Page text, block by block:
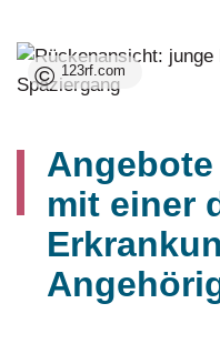
© 123rf.com
mit einer